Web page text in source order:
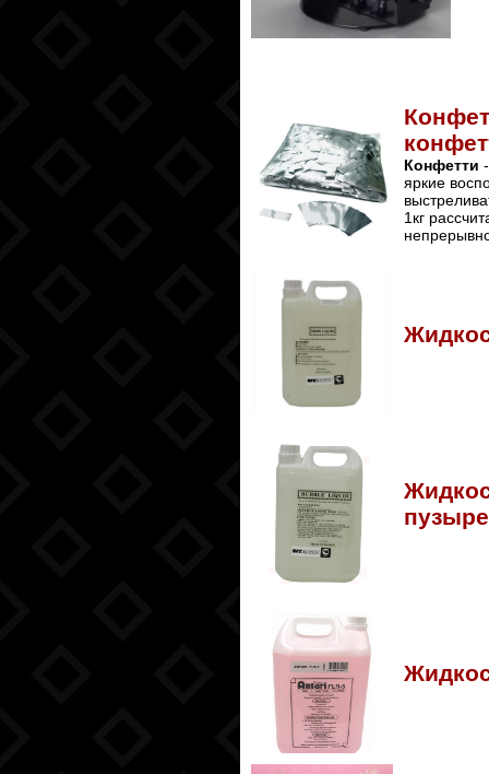
Конфетти
яркие
1кг